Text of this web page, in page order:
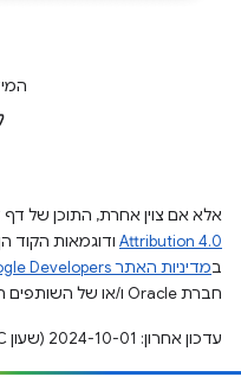
אלא אם צוין אחרת, התוכן של דף
Attribution 4.0 ודוגמאות הקוד
במדיניות האתר Google Developers‏
חברת Oracle ו/או של השותפים העצמאיים שלה.
עדכון אחרון: 2024-10-01 (שעון UTC).